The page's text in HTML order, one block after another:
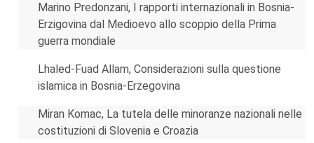
Marino Predonzani, I rapporti internazionali in Bosnia-
Erzigovina dal Medioevo allo scoppio della Prima
guerra mondiale
Lhaled-Fuad Allam, Considerazioni sulla questione
islamica in Bosnia-Erzegovina
Miran Komac, La tutela delle minoranze nazionali nelle
costituzioni di Slovenia e Croazia